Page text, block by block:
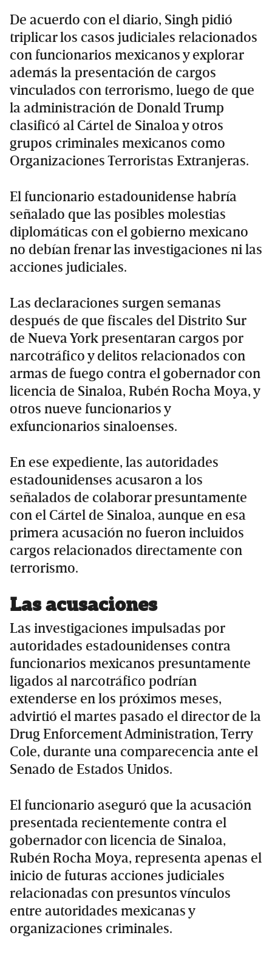
De acuerdo con el diario, Singh pidió
triplicar los casos judiciales relacionados
con funcionarios mexicanos y explorar
además la presentación de cargos
vinculados con terrorismo, luego de que
la administración de Donald Trump
clasificó al Cártel de Sinaloa y otros
grupos criminales mexicanos como
Organizaciones Terroristas Extranjeras.
El funcionario estadounidense habría
señalado que las posibles molestias
diplomáticas con el gobierno mexicano
no debían frenar las investigaciones ni las
acciones judiciales.
Las declaraciones surgen semanas
después de que fiscales del Distrito Sur
de Nueva York presentaran cargos por
narcotráfico y delitos relacionados con
armas de fuego contra el gobernador con
licencia de Sinaloa, Rubén Rocha Moya, y
otros nueve funcionarios y
exfuncionarios sinaloenses.
En ese expediente, las autoridades
estadounidenses acusaron a los
señalados de colaborar presuntamente
con el Cártel de Sinaloa, aunque en esa
primera acusación no fueron incluidos
cargos relacionados directamente con
terrorismo.
Las acusaciones
Las investigaciones impulsadas por
autoridades estadounidenses contra
funcionarios mexicanos presuntamente
ligados al narcotráfico podrían
extenderse en los próximos meses,
advirtió el martes pasado el director de la
Drug Enforcement Administration, Terry
Cole, durante una comparecencia ante el
Senado de Estados Unidos.
El funcionario aseguró que la acusación
presentada recientemente contra el
gobernador con licencia de Sinaloa,
Rubén Rocha Moya, representa apenas el
inicio de futuras acciones judiciales
relacionadas con presuntos vínculos
entre autoridades mexicanas y
organizaciones criminales.